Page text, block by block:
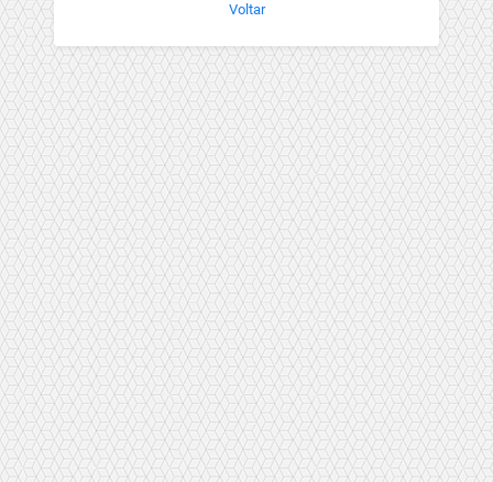
Voltar